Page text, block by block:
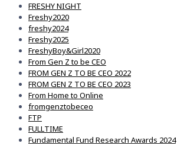
FRESHY NIGHT
Freshy2020
freshy2024
Freshy2025
FreshyBoy&Girl2020
From Gen Z to be CEO
FROM GEN Z TO BE CEO 2022
FROM GEN Z TO BE CEO 2023
From Home to Online
fromgenztobeceo
FTP
FULLTIME
Fundamental Fund Research Awards 2024